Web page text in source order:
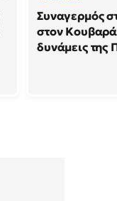
Συναγερμός
στον Κουβαρά
δυνάμεις της